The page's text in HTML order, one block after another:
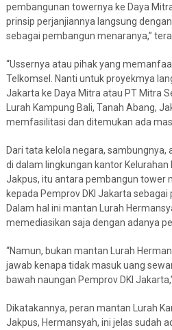
pembangunan towernya ke Daya
prinsip perjanjiannya langsung
sebagai pembangun menaranya,”
“Ussernya atau pihak yang
Telkomsel. Nanti untuk proyekmya
Jakarta ke Daya Mitra atau PT Mitra
Lurah Kampung Bali, Tanah Abang,
memfasilitasi dan ditemukan ada
Dari tata kelola negara,
di dalam lingkungan kantor Kelurahan
Jakpus, itu antara pembangun tower
kepada Pemprov DKI Jakarta sebagai
Dalam hal ini mantan Lurah
memediasikan saja dengan adanya
“Namun, bukan mantan Lurah
jawab kenapa tidak masuk uang
bawah naungan Pemprov DKI
Dikatakannya, peran mantan Lurah
Jakpus, Hermansyah, ini jelas sudah